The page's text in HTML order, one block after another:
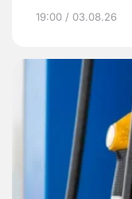
19:00 / 03.08.26